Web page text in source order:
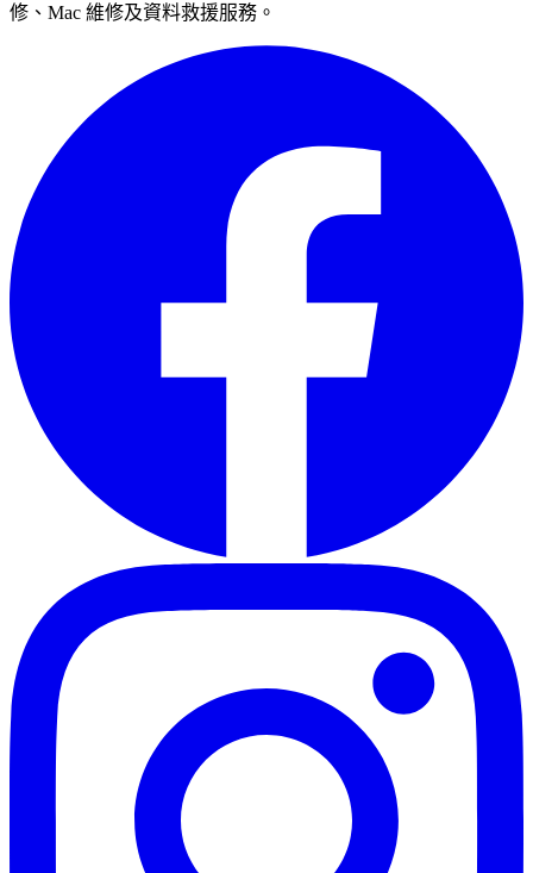
修、Mac 維修及資料救援服務。